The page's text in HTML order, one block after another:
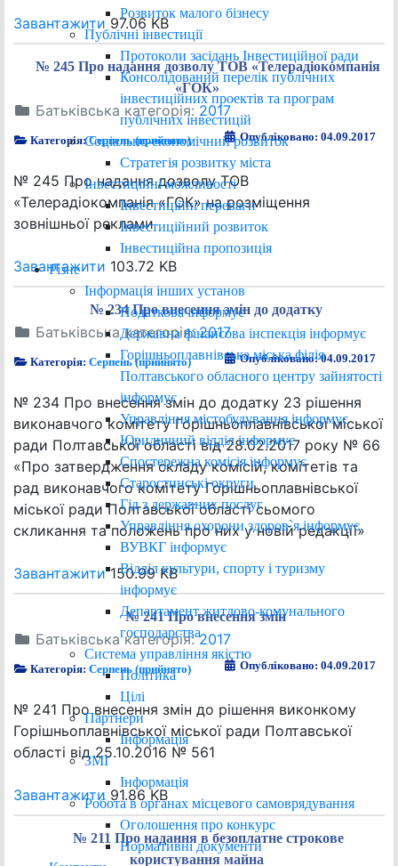
Розвиток малого бізнесу
Публічні інвестиції
Протоколи засідань Інвестиційної ради
Консолідований перелік публічних
інвестиційних проектів та програм
публічних інвестицій
Соціально-економічний розвиток
Стратегія розвитку міста
Інвестиційні можливості
Інвестиційні переваги
Інвестиційний розвиток
Інвестиційна пропозиція
Різне
Інформація інших установ
Податкова інформує
Державна фінансова інспекція інформує
Горішньоплавнівська міська філія
Полтавського обласного центру зайнятості
інформує
Управління містобудування інформує
Юридичний відділ інформує
Спостережна комісія інформує
Старостинські округи
Гід з державних послуг
Управління охорони здоров`я інформує
ВУВКГ інформує
Відділ культури, спорту і туризму
інформує
Департамент житлово-комунального
господарства
Система управління якістю
Політика
Цілі
Партнери
Інформація
ЗМІ
Інформація
Робота в органах місцевого самоврядування
Оголошення про конкурс
Нормативні документи
Завантажити 97.06 KB
№ 245 Про надання дозволу ТОВ «Телерадіокомпанія
«ГОК»
Батьківська категорія: 2017
Категорія:Серпень (прийнято) Опубліковано: 04.09.2017
№ 245 Про надання дозволу ТОВ
«Телерадіокомпанія «ГОК» на розміщення
зовнішньої реклами
Завантажити 103.72 KB
№ 234 Про внесення змін до додатку
Батьківська категорія:2017
Категорія:Серпень (прийнято) Опубліковано: 04.09.2017
№ 234 Про внесення змін до додатку 23 рішення
виконавчого комітету Горішньоплавнівської міської
ради Полтавської області від 28.02.2017 року № 66
«Про затвердження складу комісій, комітетів та
рад виконавчого комітету Горішньоплавнівської
міської ради Полтавської області сьомого
скликання та положень про них у новій редакції»
Завантажити150.99 KB
№ 241 Про внесення змін
Батьківська категорія:2017
Категорія:Серпень (прийнято) Опубліковано: 04.09.2017
№ 241 Про внесення змін до рішення виконкому
Горішньоплавнівської міської ради Полтавської
області від 25.10.2016 № 561
Завантажити91.86 KB
№ 211 Про надання в безоплатне строкове
користування майна